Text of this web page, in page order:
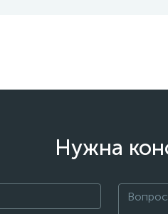
Нужна